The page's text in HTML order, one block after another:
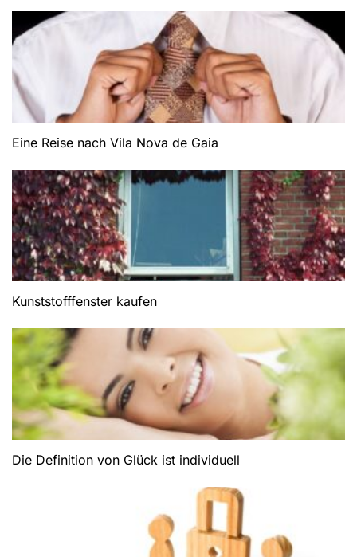
Eine Reise nach Vila Nova de Gaia
Kunststofffenster kaufen
Die Definition von Glück ist individuell